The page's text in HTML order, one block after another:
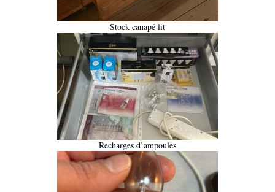
Stock canapé lit
Recharges d’ampoules